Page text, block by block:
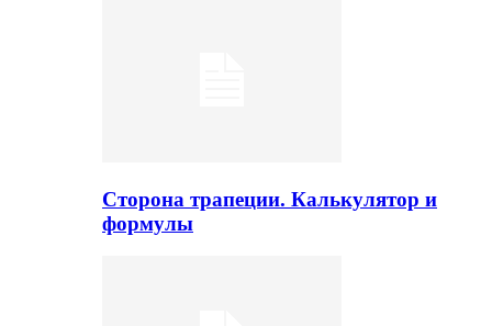
Сторона трапеции. Калькулятор и
формулы